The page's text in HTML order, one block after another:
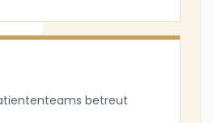
betreut